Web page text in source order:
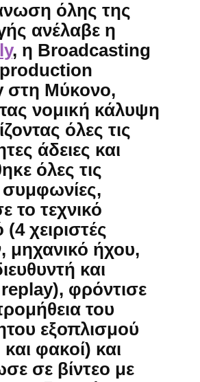
όλης της
ανέλαβε η
, η Broadcasting
στη Μύκονο,
νομική κάλυψη
όλες τις
άδειες και
όλες τις
συμφωνίες,
το τεχνικό
χειριστές
μηχανικό ήχου,
και
replay), φρόντισε
του
εξοπλισμού
φακοί) και
σε βίντεο με